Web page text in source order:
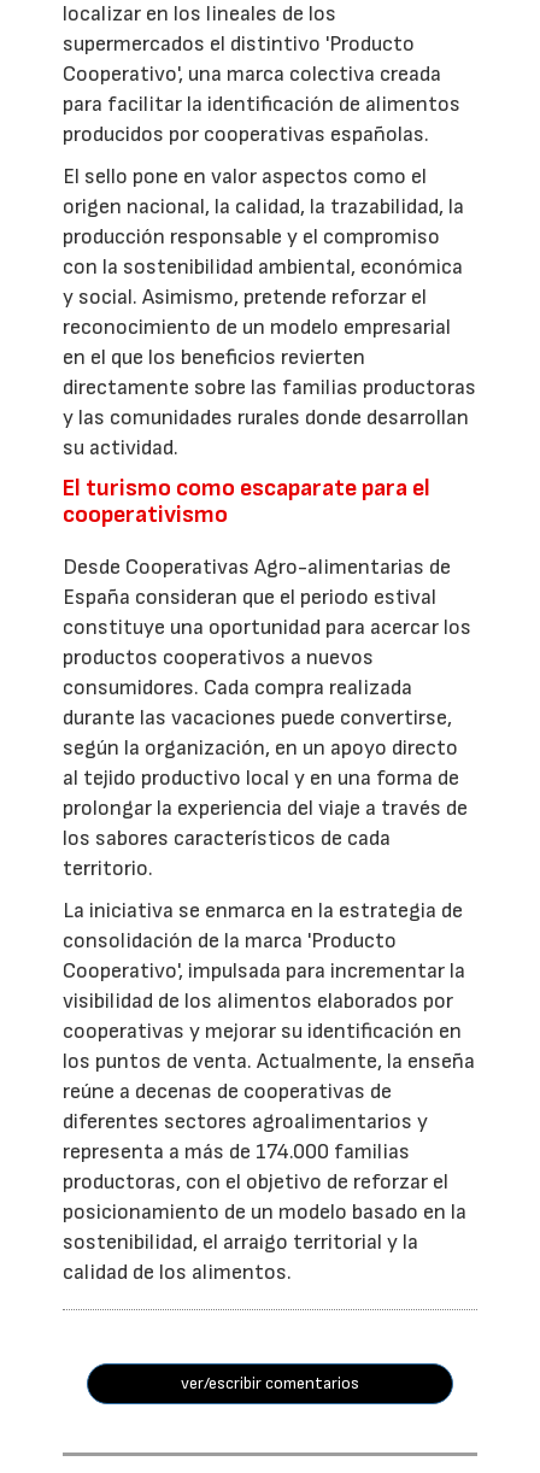
localizar en los lineales de los
supermercados el distintivo 'Producto
Cooperativo', una marca colectiva creada
para facilitar la identificación de alimentos
producidos por cooperativas españolas.
El sello pone en valor aspectos como el
origen nacional, la calidad, la trazabilidad, la
producción responsable y el compromiso
con la sostenibilidad ambiental, económica
y social. Asimismo, pretende reforzar el
reconocimiento de un modelo empresarial
en el que los beneficios revierten
directamente sobre las familias productoras
y las comunidades rurales donde desarrollan
su actividad.
El turismo como escaparate para el
cooperativismo
Desde Cooperativas Agro-alimentarias de
España consideran que el periodo estival
constituye una oportunidad para acercar los
productos cooperativos a nuevos
consumidores. Cada compra realizada
durante las vacaciones puede convertirse,
según la organización, en un apoyo directo
al tejido productivo local y en una forma de
prolongar la experiencia del viaje a través de
los sabores característicos de cada
territorio.
La iniciativa se enmarca en la estrategia de
consolidación de la marca 'Producto
Cooperativo', impulsada para incrementar la
visibilidad de los alimentos elaborados por
cooperativas y mejorar su identificación en
los puntos de venta. Actualmente, la enseña
reúne a decenas de cooperativas de
diferentes sectores agroalimentarios y
representa a más de 174.000 familias
productoras, con el objetivo de reforzar el
posicionamiento de un modelo basado en la
sostenibilidad, el arraigo territorial y la
calidad de los alimentos.
ver/escribir comentarios